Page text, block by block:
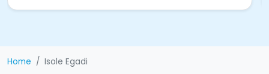
Home Isole Egadi